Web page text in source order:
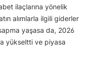
ilaçlarına yönelik
alımlarla ilgili giderler
yaşasa da, 2026
yükseltti ve piyasa